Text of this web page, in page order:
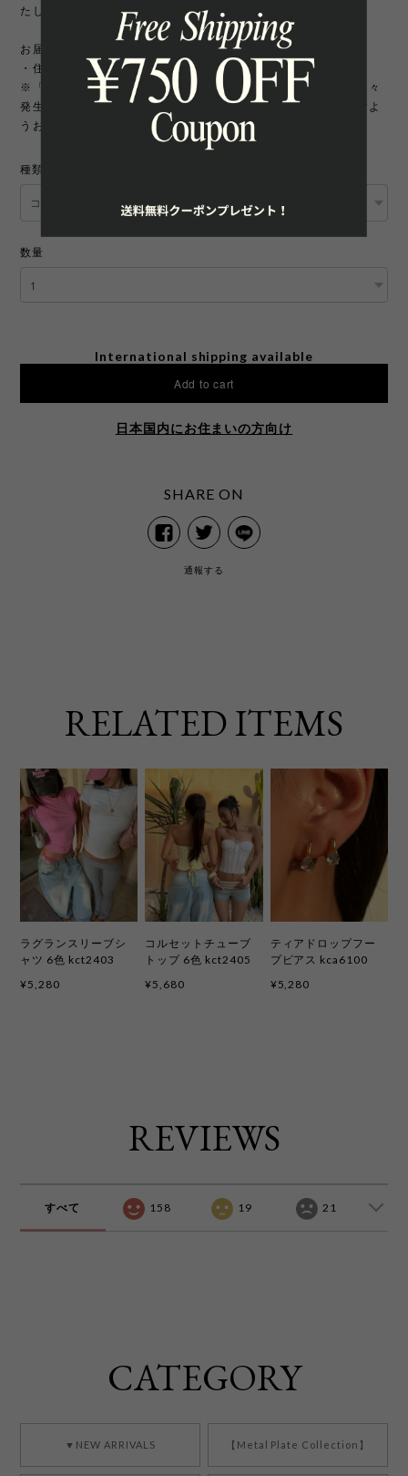
たします。
お届け先について
・住所変更には追加手数料が発生いたします。
※「町名・丁目番地・部屋番号」の住所不備による配送遅延が多々
発生しております。宛先を十分にご確認の上ご注文いただきますよ
うお願いいたします。
種類
数量
International shipping available
Add to cart
日本国内にお住まいの方向け
SHARE ON
通報する
RELATED ITEMS
ラグランスリーブシ
ャツ 6色 kct2403
¥5,280
コルセットチューブ
トップ 6色 kct2405
¥5,680
ティアドロップフー
プピアス kca6100
¥5,280
REVIEWS
すべて 158 19 21
CATEGORY
▼NEW ARRIVALS 【Metal Plate Collection】